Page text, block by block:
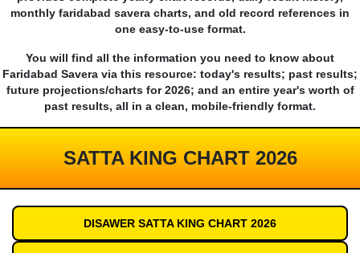
monthly faridabad savera charts, and old record references in
one easy-to-use format.
You will find all the information you need to know about
Faridabad Savera via this resource: today's results; past results;
future projections/charts for 2026; and an entire year's worth of
past results, all in a clean, mobile-friendly format.
SATTA KING CHART 2026
DISAWER SATTA KING CHART 2026